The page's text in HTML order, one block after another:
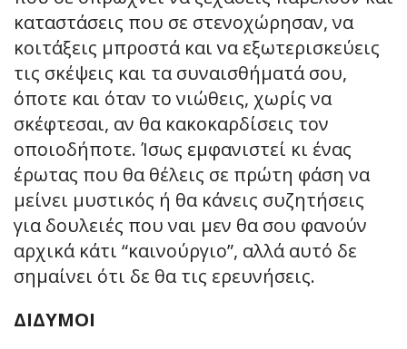
καταστάσεις που σε στενοχώρησαν, να
κοιτάξεις μπροστά και να εξωτερισκεύεις
τις σκέψεις και τα συναισθήματά σου,
όποτε και όταν το νιώθεις, χωρίς να
σκέφτεσαι, αν θα κακοκαρδίσεις τον
οποιοδήποτε. Ίσως εμφανιστεί κι ένας
έρωτας που θα θέλεις σε πρώτη φάση να
μείνει μυστικός ή θα κάνεις συζητήσεις
για δουλειές που ναι μεν θα σου φανούν
αρχικά κάτι “καινούργιο”, αλλά αυτό δε
σημαίνει ότι δε θα τις ερευνήσεις.
ΔΙΔΥΜΟΙ